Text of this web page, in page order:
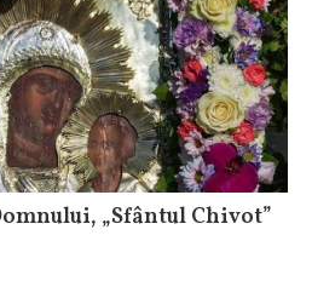
„Sfântul Chivot”